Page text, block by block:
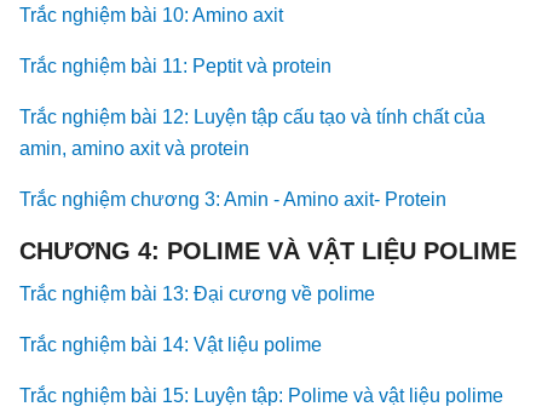
Trắc nghiệm bài 10: Amino axit
Trắc nghiệm bài 11: Peptit và protein
Trắc nghiệm bài 12: Luyện tập cấu tạo và tính chất của
amin, amino axit và protein
Trắc nghiệm chương 3: Amin - Amino axit- Protein
CHƯƠNG 4: POLIME VÀ VẬT LIỆU POLIME
Trắc nghiệm bài 13: Đại cương về polime
Trắc nghiệm bài 14: Vật liệu polime
Trắc nghiệm bài 15: Luyện tập: Polime và vật liệu polime